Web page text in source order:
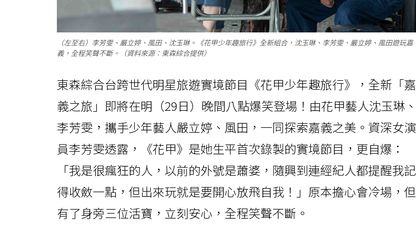
（左至右）李芳雯、嚴立婷、風田、沈玉琳。《花甲少年趣旅行》全新組合，沈玉琳、李芳雯、嚴立婷、風田遊玩嘉
義，全程笑聲不斷。（資料來源：東森綜合提供）
東森綜合台跨世代明星旅遊實境節目《花甲少年趣旅行》，全新「嘉
義之旅」即將在明（29日）晚間八點爆笑登場！由花甲藝人沈玉琳、
李芳雯，攜手少年藝人嚴立婷、風田，一同探索嘉義之美。資深女演
員李芳雯透露，《花甲》是她生平首次錄製的實境節目，更自爆：
「我是很瘋狂的人，以前的外號是蕭婆，隨興到連經紀人都提醒我記
得收斂一點，但出來玩就是要開心放飛自我！」原本擔心會冷場，但
有了身旁三位活寶，立刻安心，全程笑聲不斷。